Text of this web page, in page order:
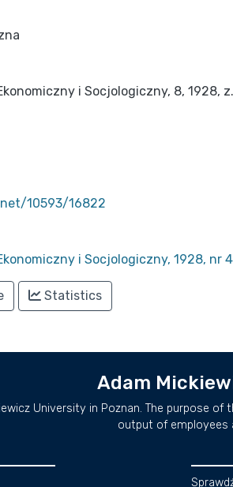
i Socjologiczny, 8, 1928,
10593/16822
i Socjologiczny, 1928, nr 4
Statistics
Adam
University in Poznan. The purpose
output of employees